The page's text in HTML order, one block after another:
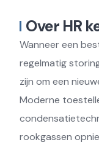
Over HR
Wanneer een
regelmatig
zijn om een
Moderne
rookgassen